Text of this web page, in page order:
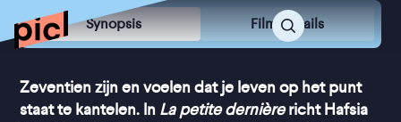
Synopsis Film Details
Zeventien zijn en voelen dat je leven op het punt
staat te kantelen. In La petite dernièrericht Hafsia